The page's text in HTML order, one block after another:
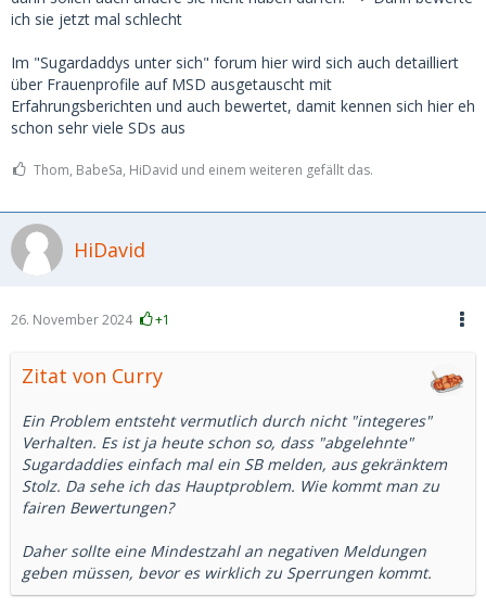
ich sie jetzt mal schlecht
Im "Sugardaddys unter sich" forum hier wird sich auch detailliert
über Frauenprofile auf MSD ausgetauscht mit
Erfahrungsberichten und auch bewertet, damit kennen sich hier eh
schon sehr viele SDs aus
Thom, BabeSa, HiDavid und einem weiteren gefällt das.
HiDavid
26. November 2024 +1
Zitat von Curry
Ein Problem entsteht vermutlich durch nicht "integeres"
Verhalten. Es ist ja heute schon so, dass "abgelehnte"
Sugardaddies einfach mal ein SB melden, aus gekränktem
Stolz. Da sehe ich das Hauptproblem. Wie kommt man zu
fairen Bewertungen?
Daher sollte eine Mindestzahl an negativen Meldungen
geben müssen, bevor es wirklich zu Sperrungen kommt.